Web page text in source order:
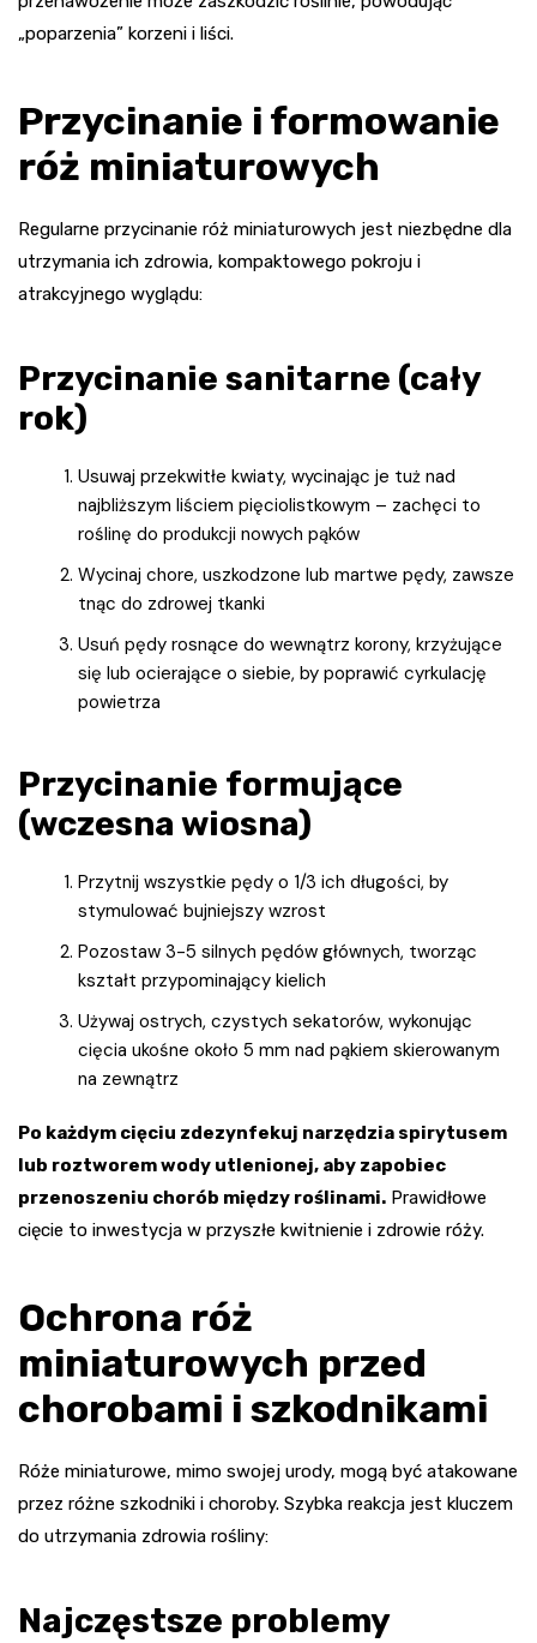
„poparzenia” korzeni i liści.
Przycinanie i formowanie
róż miniaturowych
Regularne przycinanie róż miniaturowych jest niezbędne dla
utrzymania ich zdrowia, kompaktowego pokroju i
atrakcyjnego wyglądu:
Przycinanie sanitarne (cały
rok)
Usuwaj przekwitłe kwiaty, wycinając je tuż nad
najbliższym liściem pięciolistkowym – zachęci to
roślinę do produkcji nowych pąków
Wycinaj chore, uszkodzone lub martwe pędy, zawsze
tnąc do zdrowej tkanki
Usuń pędy rosnące do wewnątrz korony, krzyżujące
się lub ocierające o siebie, by poprawić cyrkulację
powietrza
Przycinanie formujące
(wczesna wiosna)
Przytnij wszystkie pędy o 1/3 ich długości, by
stymulować bujniejszy wzrost
Pozostaw 3-5 silnych pędów głównych, tworząc
kształt przypominający kielich
Używaj ostrych, czystych sekatorów, wykonując
cięcia ukośne około 5 mm nad pąkiem skierowanym
na zewnątrz
Po każdym cięciu zdezynfekuj narzędzia spirytusem
lub roztworem wody utlenionej, aby zapobiec
przenoszeniu chorób między roślinami. Prawidłowe
cięcie to inwestycja w przyszłe kwitnienie i zdrowie róży.
Ochrona róż
miniaturowych przed
chorobami i szkodnikami
Róże miniaturowe, mimo swojej urody, mogą być atakowane
przez różne szkodniki i choroby. Szybka reakcja jest kluczem
do utrzymania zdrowia rośliny:
Najczęstsze problemy